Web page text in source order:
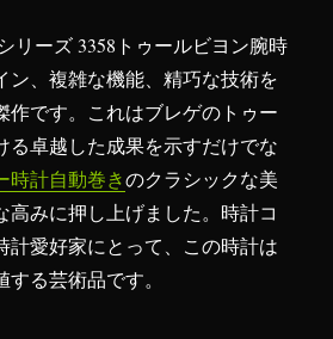
リーズ 3358トゥールビヨン腕時
ン、複雑な機能、精巧な技術を
作です。これはブレゲのトゥー
る卓越した成果を示すだけでな
時計自動巻きのクラシックな美
高みに押し上げました。時計コ
計愛好家にとって、この時計は
る芸術品です。